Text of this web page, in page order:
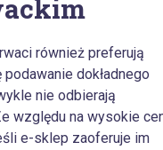
również preferują
dokładnego
nie odbierają
względu na wysokie
e-sklep zaoferuje im